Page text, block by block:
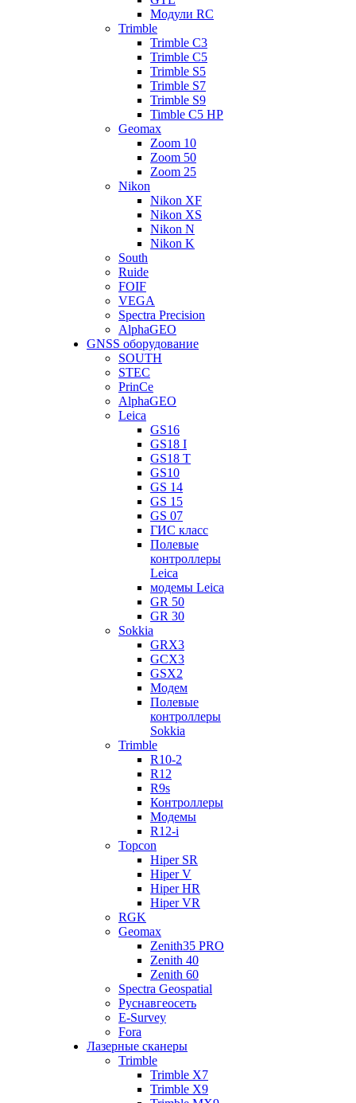
Модули RC
Trimble
Trimble C3
Trimble C5
Trimble S5
Trimble S7
Trimble S9
Timble C5 HP
Geomax
Zoom 10
Zoom 50
Zoom 25
Nikon
Nikon XF
Nikon XS
Nikon N
Nikon K
South
Ruide
FOIF
VEGA
Spectra Precision
AlphaGEO
GNSS оборудование
SOUTH
STEC
PrinCe
AlphaGEO
Leica
GS16
GS18 I
GS18 T
GS10
GS 14
GS 15
GS 07
ГИС класс
Полевые
контроллеры
Leica
модемы Leica
GR 50
GR 30
Sokkia
GRX3
GCX3
GSX2
Модем
Полевые
контроллеры
Sokkia
Trimble
R10-2
R12
R9s
Контроллеры
Модемы
R12-i
Topcon
Hiper SR
Hiper V
Hiper HR
Hiper VR
RGK
Geomax
Zenith35 PRO
Zenith 40
Zenith 60
Spectra Geospatial
Руснавгеосеть
E-Survey
Fora
Лазерные сканеры
Trimble
Trimble X7
Trimble X9